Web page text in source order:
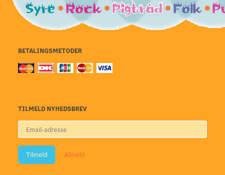
BETALINGSMETODER
TILMELD NYHEDSBREV
Email-
adresse
Tilmeld Afmeld